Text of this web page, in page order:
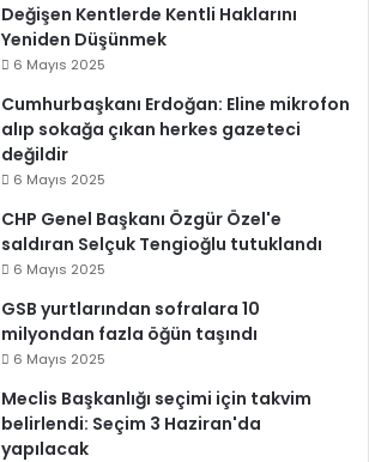
Değişen Kentlerde Kentli Haklarını
Yeniden Düşünmek
6 Mayıs 2025
Cumhurbaşkanı Erdoğan: Eline mikrofon
alıp sokağa çıkan herkes gazeteci
değildir
6 Mayıs 2025
CHP Genel Başkanı Özgür Özel'e
saldıran Selçuk Tengioğlu tutuklandı
6 Mayıs 2025
GSB yurtlarından sofralara 10
milyondan fazla öğün taşındı
6 Mayıs 2025
Meclis Başkanlığı seçimi için takvim
belirlendi: Seçim 3 Haziran'da
yapılacak